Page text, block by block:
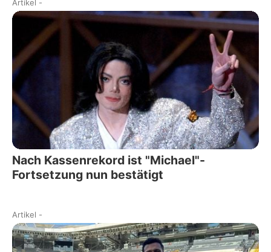
Artikel -
Nach Kassenrekord ist "Michael"-
Fortsetzung nun bestätigt
Artikel -